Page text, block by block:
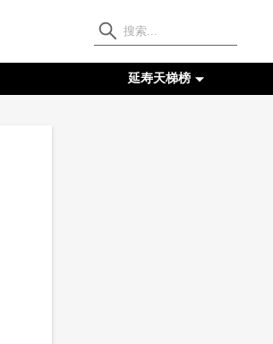
延寿天梯榜